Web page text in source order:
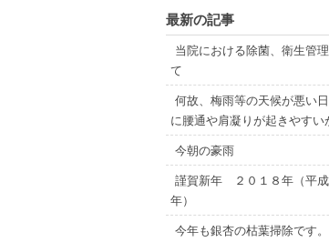
最新の記事
当院における除菌、衛生管
て
何故、梅雨等の天候が悪い
に腰通や肩凝りが起きやすい
今朝の豪雨
謹賀新年 ２０１８年（平成
年）
今年も銀杏の枯葉掃除です。